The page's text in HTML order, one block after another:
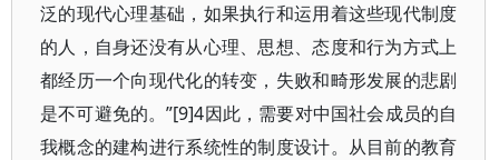
泛的现代心理基础，如果执行和运用着这些现代制度
的人，自身还没有从心理、思想、态度和行为方式上
都经历一个向现代化的转变，失败和畸形发展的悲剧
是不可避免的。”[9]4因此，需要对中国社会成员的自
我概念的建构进行系统性的制度设计。从目前的教育